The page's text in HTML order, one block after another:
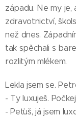
západu. Ne my je,
zdravotnictví,
než dnes.
tak spěchali s
rozlitým mlékem.
Lekla jsem se.
- Ty luxuješ.
- Peťuš, já jsem